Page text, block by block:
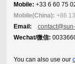
Mobile: +33 6 60 75
Mobile(China): +86
Email:
Wechat/微信:
You can also use our